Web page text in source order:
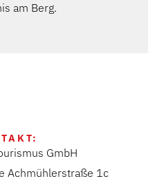
am Berg.
GmbH
Achmühlerstraße 1c